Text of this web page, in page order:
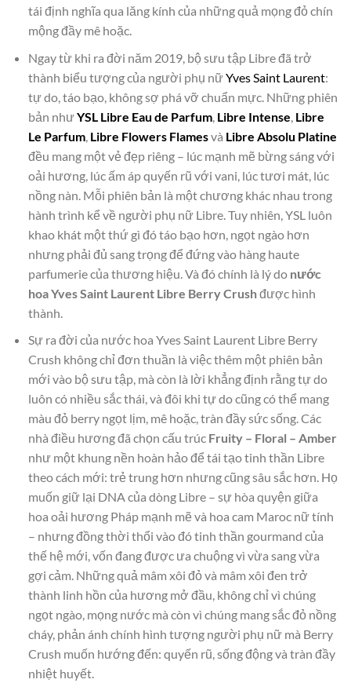
tái định nghĩa qua lăng kính của những quả mọng đỏ chín
mộng đầy mê hoặc.
Ngay từ khi ra đời năm 2019, bộ sưu tập Libre đã trở
thành biểu tượng của người phụ nữYves Saint Laurent:
tự do, táo bạo, không sợ phá vỡ chuẩn mực. Những phiên
bản nhưYSL Libre Eau de Parfum, Libre Intense Libre
Le Parfum, Libre Flowers Flamesvà Libre Absolu Platine
đều mang một vẻ đẹp riêng – lúc mạnh mẽ bừng sáng với
oải hương, lúc ấm áp quyến rũ với vani, lúc tươi mát, lúc
nồng nàn. Mỗi phiên bản là một chương khác nhau trong
hành trình kể về người phụ nữ Libre. Tuy nhiên, YSL luôn
khao khát một thứ gì đó táo bạo hơn, ngọt ngào hơn
nhưng phải đủ sang trọng để đứng vào hàng haute
parfumerie của thương hiệu. Và đó chính là lý do nước
hoa Yves Saint Laurent Libre Berry Crushđược hình
thành.
Sự ra đời của nước hoa Yves Saint Laurent Libre Berry
Crush không chỉ đơn thuần là việc thêm một phiên bản
mới vào bộ sưu tập, mà còn là lời khẳng định rằng tự do
luôn có nhiều sắc thái, và đôi khi tự do cũng có thể mang
màu đỏ berry ngọt lịm, mê hoặc, tràn đầy sức sống. Các
nhà điều hương đã chọn cấu trúc Fruity – Floral – Amber
như một khung nền hoàn hảo để tái tạo tinh thần Libre
theo cách mới: trẻ trung hơn nhưng cũng sâu sắc hơn. Họ
muốn giữ lại DNA của dòng Libre – sự hòa quyện giữa
hoa oải hương Pháp mạnh mẽ và hoa cam Maroc nữ tính
– nhưng đồng thời thổi vào đó tinh thần gourmand của
thế hệ mới, vốn đang được ưa chuộng vì vừa sang vừa
gợi cảm. Những quả mâm xôi đỏ và mâm xôi đen trở
thành linh hồn của hương mở đầu, không chỉ vì chúng
ngọt ngào, mọng nước mà còn vì chúng mang sắc đỏ nồng
cháy, phản ánh chính hình tượng người phụ nữ mà Berry
Crush muốn hướng đến: quyến rũ, sống động và tràn đầy
nhiệt huyết.